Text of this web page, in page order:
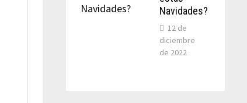
Navidades?
12 de
diciembre
de 2022